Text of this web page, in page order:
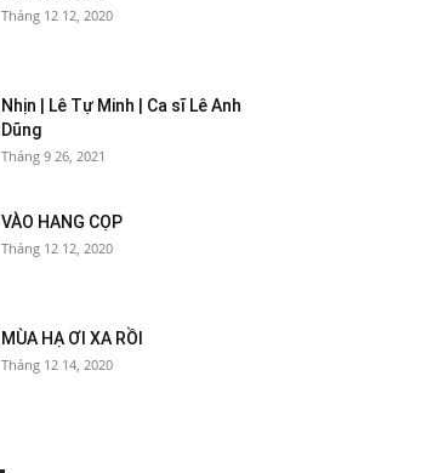
Tháng 12 12, 2020
Nhịn | Lê Tự Minh | Ca sĩ Lê Anh
Dũng
Tháng 9 26, 2021
VÀO HANG CỌP
Tháng 12 12, 2020
MÙA HẠ ƠI XA RỒI
Tháng 12 14, 2020